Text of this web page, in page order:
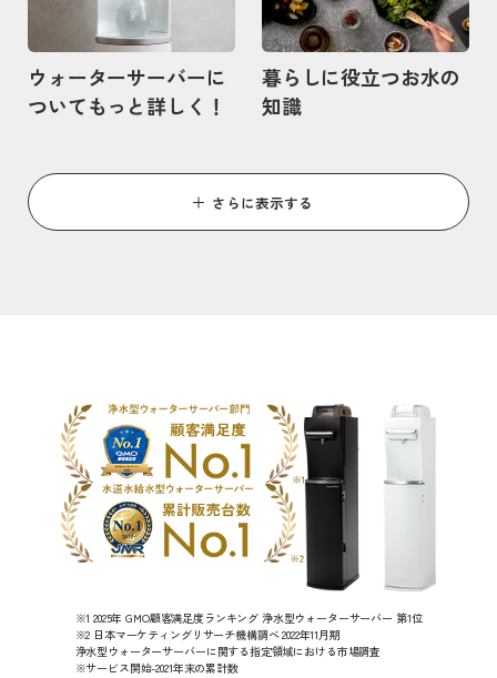
ウォーターサーバーに
ついてもっと詳しく！
暮らしに役立つお水の
知識
さらに表示する
※1 2025年 GMO顧客満足度ランキング 浄水型ウォーターサーバー 第1位
※2 日本マーケティングリサーチ機構調べ 2022年11月期
浄水型ウォーターサーバーに関する指定領域における市場調査
※サービス開始-2021年末の累計数